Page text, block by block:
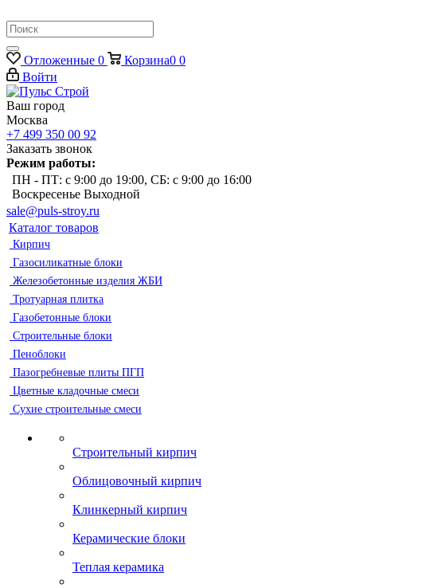
Отложенные 0 Корзина0 0
Войти
Ваш город
Москва
+7 499 350 00 92
Заказать звонок
Режим работы:
ПН - ПТ: с 9:00 до 19:00, СБ: с 9:00 до 16:00
Воскресенье Выходной
sale@puls-stroy.ru
Каталог товаров
Кирпич
Газосиликатные блоки
Железобетонные изделия ЖБИ
Тротуарная плитка
Газобетонные блоки
Строительные блоки
Пеноблоки
Пазогребневые плиты ПГП
Цветные кладочные смеси
Сухие строительные смеси
Строительный кирпич
Облицовочный кирпич
Клинкерный кирпич
Керамические блоки
Теплая керамика